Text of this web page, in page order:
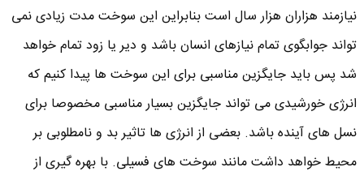
نیازمند هزاران هزار سال است بنابراین این سوخت مدت زیادی نمی
تواند جوابگوی تمام نیازهای انسان باشد و دیر یا زود تمام خواهد
شد پس باید جایگزین مناسبی برای این سوخت ها پیدا کنیم که
انرژی خورشیدی می تواند جایگزین بسیار مناسبی مخصوصا برای
نسل های آینده باشد. بعضی از انرژی ها تاثیر بد و نامطلوبی بر
محیط خواهد داشت مانند سوخت های فسیلی. با بهره گیری از